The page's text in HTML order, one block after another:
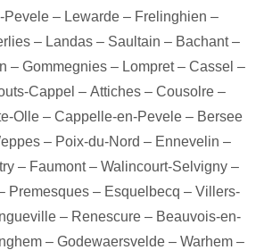
Pevele – Lewarde – Frelinghien –
– Landas– Saultain – Bachant–
– Gommegnies – Lompret– Cassel –
Cappel – Attiches– Cousolre–
Olle– Cappelle-en-Pevele– Bersee
– Poix-du-Nord – Ennevelin –
– Faumont– Walincourt-Selvigny –
Premesques– Esquelbecq – Villers-
– Renescure– Beauvois-en-
– Godewaersvelde– Warhem–